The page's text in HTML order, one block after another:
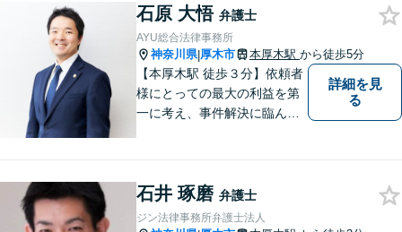
石原 大悟 弁護士
AYU総合法律事務所
神奈川県|厚木市 本厚木駅 から徒歩5分
【本厚木駅 徒歩３分】依頼者
様にとっての最大の利益を第
一に考え、事件解決に臨んで
所を目指しております。
詳細を見
る
石井 琢磨 弁護士
ジン法律事務所弁護士法人